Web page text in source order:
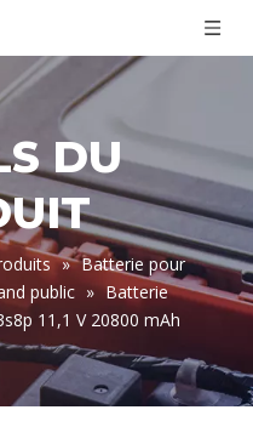
DU
» Batterie pour
public » Batterie
11,1 V 20800 mAh